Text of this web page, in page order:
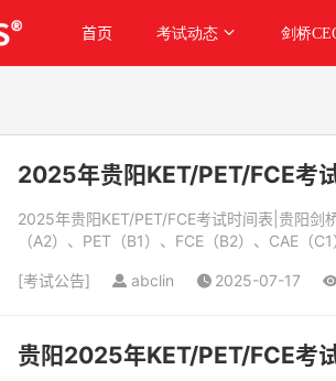
首页 考试动态 剑桥
2025年贵阳KET/PET/FCE考
2025年贵阳KET/PET/FCE考试时间表|贵阳剑
（A2）、PET（B1）、FCE（B2）、CAE（
[考试公告] abclin 2025-07-17
贵阳2025年KET/PET/FCE考